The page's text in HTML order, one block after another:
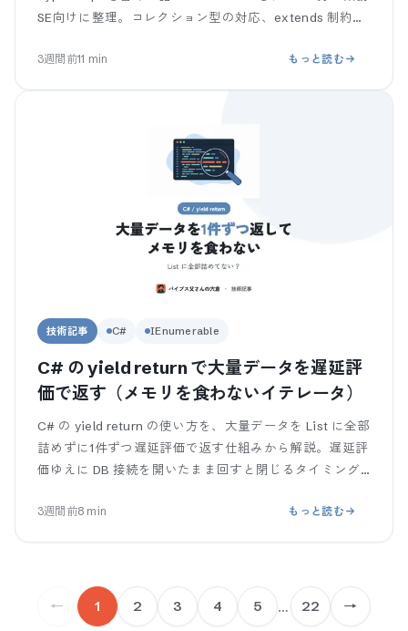
SE向けに整理。コレクション型の対応、extends 制約が
3週間前11 min もっと読む
技術記事 C# IEnumerable
C# の yield return で大量データを遅延評
価で返す（メモリを食わないイテレータ）
C# の yield return の使い方を、大量データを List に全部
詰めずに1件ずつ遅延評価で返す仕組みから解説。遅延評
価ゆえに DB 接続を開いたまま回すと閉じるタイミング
3週間前8 min もっと読む
← 1 2 3 4 5 … 22 →